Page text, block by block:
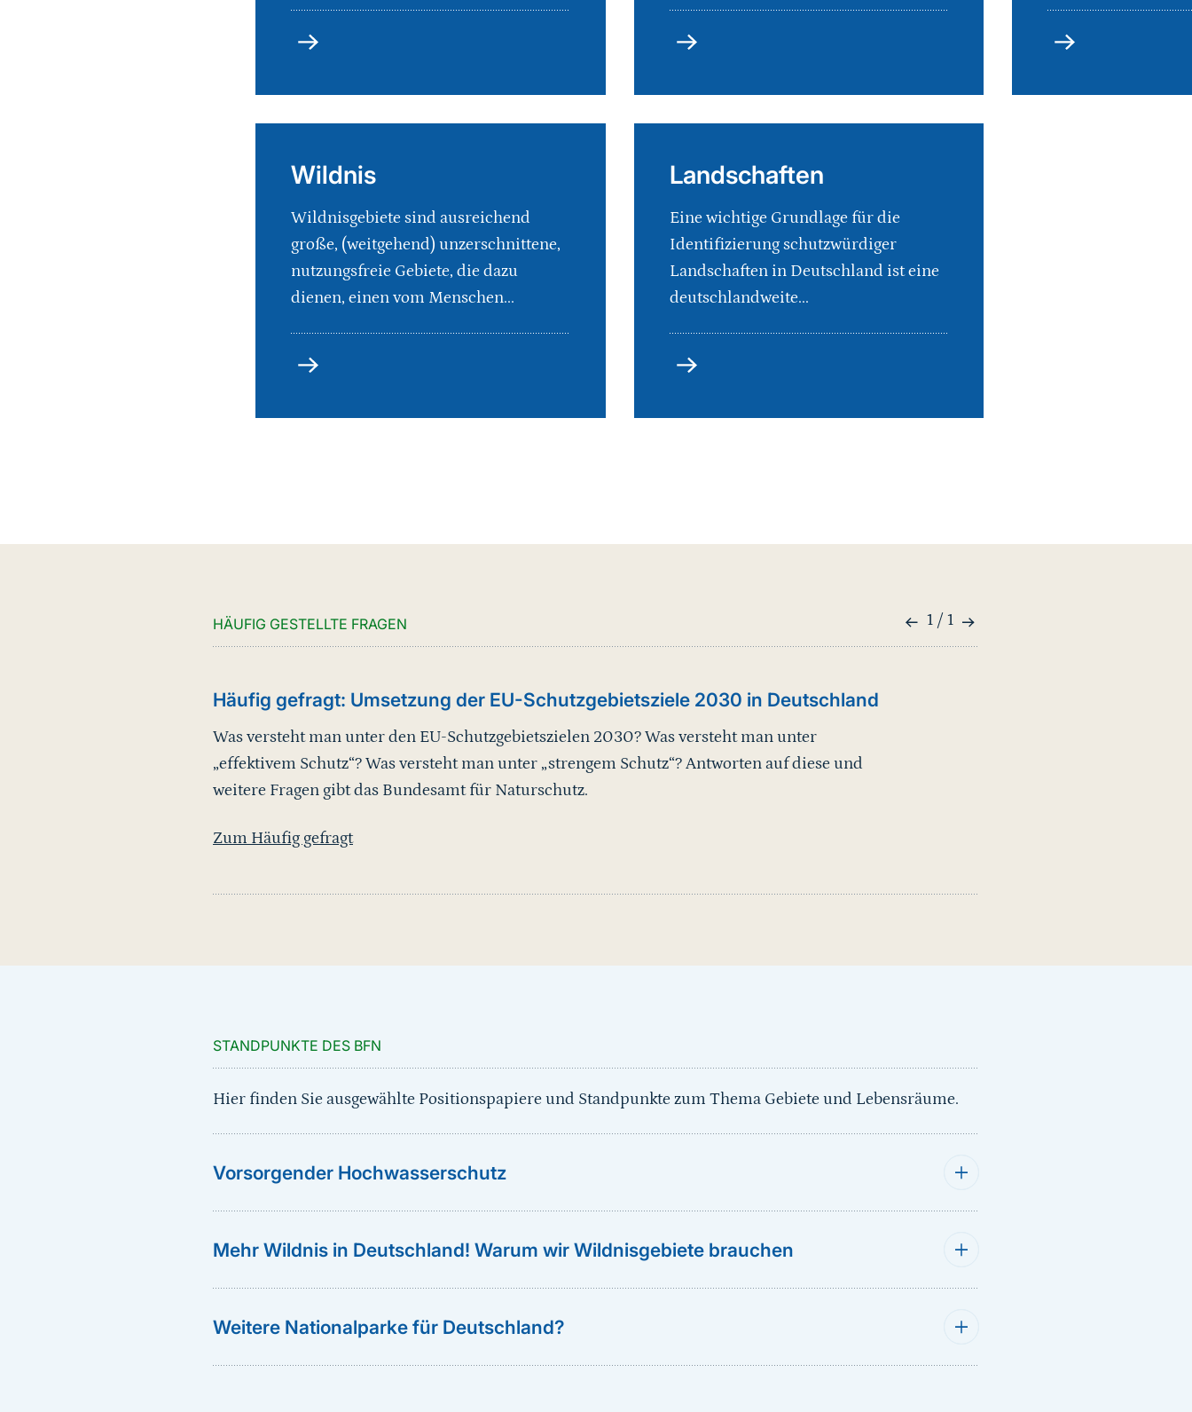
Nationales
Gewässer
Moore
Wildnis
Wildnisgebiete sind ausreichend
große, (weitgehend) unzerschnittene,
nutzungsfreie Gebiete, die dazu
dienen, einen vom Menschen...
Wildnis
Landschaften
Eine wichtige Grundlage für die
Identifizierung schutzwürdiger
Landschaften in Deutschland ist eine
deutschlandweite...
Landschaften
HÄUFIG GESTELLTE FRAGEN 1 / 1
Häufig gefragt: Umsetzung der EU-Schutzgebietsziele 2030 in Deutschland
Was versteht man unter den EU-Schutzgebietszielen 2030? Was versteht man unter
„effektivem Schutz“? Was versteht man unter „strengem Schutz“? Antworten auf diese und
weitere Fragen gibt das Bundesamt für Naturschutz.
Zum Häufig gefragt
STANDPUNKTE DES BFN
Hier finden Sie ausgewählte Positionspapiere und Standpunkte zum Thema Gebiete und Lebensräume.
Vorsorgender Hochwasserschutz
Mehr Wildnis in Deutschland! Warum wir Wildnisgebiete brauchen
Weitere Nationalparke für Deutschland?